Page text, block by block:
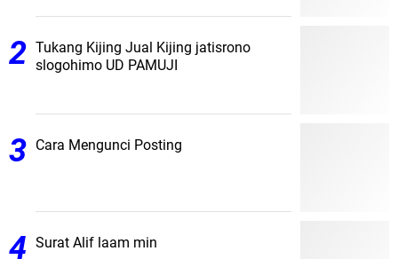
Tukang Kijing Jual Kijing jatisrono
slogohimo UD PAMUJI
Cara Mengunci Posting
Surat Alif laam min